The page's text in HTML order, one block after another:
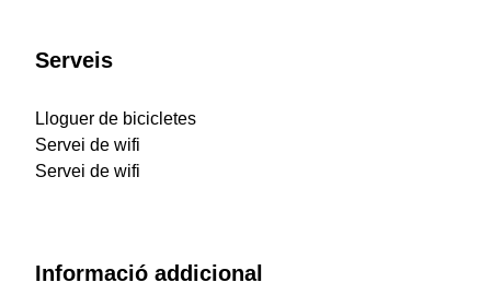
Serveis
Lloguer de bicicletes
Servei de wifi
Servei de wifi
Informació addicional